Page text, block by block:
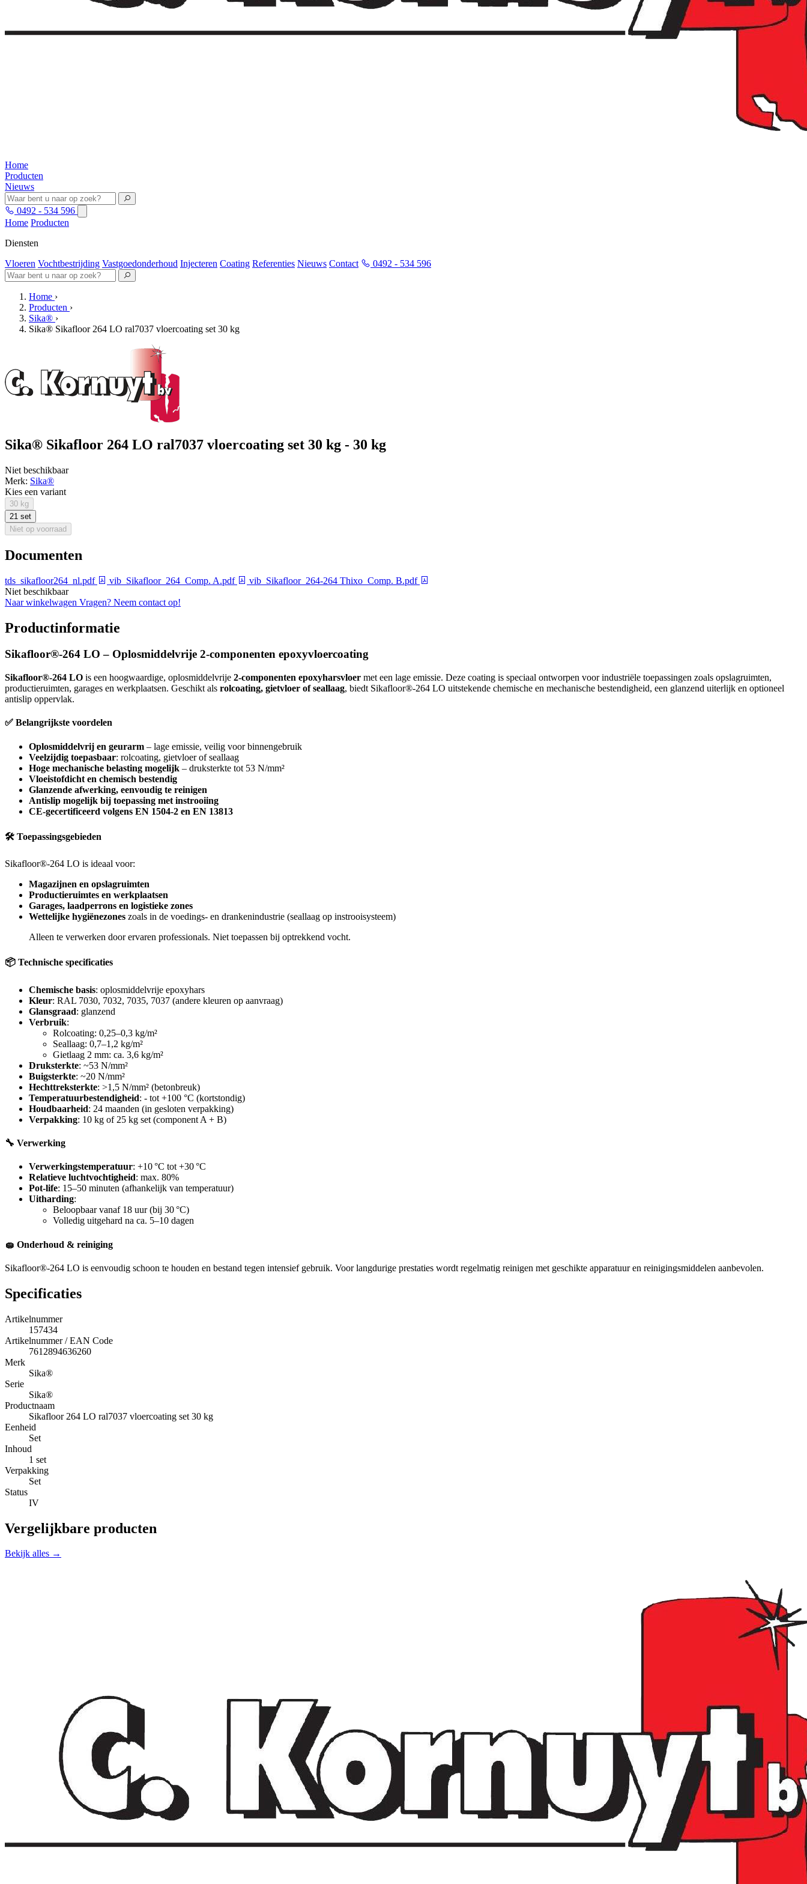
Home
Producten
Nieuws
0492 - 534 596
Home Producten
Diensten
Vloeren Vochtbestrijding Vastgoedonderhoud Injecteren Coating Referenties Nieuws Contact 0492 - 534 596
Home ›
Producten ›
Sika® ›
Sika® Sikafloor 264 LO ral7037 vloercoating set 30 kg
Sika® Sikafloor 264 LO ral7037 vloercoating set 30 kg - 30 kg
Niet beschikbaar
Merk: Sika®
Kies een variant
30 kg
21 set
Niet op voorraad
Documenten
tds_sikafloor264_nl.pdf vib_Sikafloor_264_Comp. A.pdf
vib_Sikafloor_264-264 Thixo_Comp. B.pdf
Niet beschikbaar
Naar winkelwagen Vragen? Neem contact op!
Productinformatie
Sikafloor®-264 LO – Oplosmiddelvrije 2-componenten epoxyvloercoating
Sikafloor®-264 LO is een hoogwaardige, oplosmiddelvrije 2-componenten epoxyharsvloer met een lage emissie. Deze coating is speciaal ontworpen voor industriële toepassingen zoals opslagruimten,
productieruimten, garages en werkplaatsen. Geschikt als rolcoating, gietvloer of seallaag, biedt Sikafloor®-264 LO uitstekende chemische en mechanische bestendigheid, een glanzend uiterlijk en optioneel
antislip oppervlak.
✅ Belangrijkste voordelen
Oplosmiddelvrij en geurarm – lage emissie, veilig voor binnengebruik
Veelzijdig toepasbaar: rolcoating, gietvloer of seallaag
Hoge mechanische belasting mogelijk – druksterkte tot 53 N/mm²
Vloeistofdicht en chemisch bestendig
Glanzende afwerking, eenvoudig te reinigen
Antislip mogelijk bij toepassing met instrooiing
CE-gecertificeerd volgens EN 1504-2 en EN 13813
🛠 Toepassingsgebieden
Sikafloor®-264 LO is ideaal voor:
Magazijnen en opslagruimten
Productieruimtes en werkplaatsen
Garages, laadperrons en logistieke zones
Wettelijke hygiënezones zoals in de voedings- en drankenindustrie (seallaag op instrooisysteem)
Alleen te verwerken door ervaren professionals. Niet toepassen bij optrekkend vocht.
📦 Technische specificaties
Chemische basis: oplosmiddelvrije epoxyhars
Kleur: RAL 7030, 7032, 7035, 7037 (andere kleuren op aanvraag)
Glansgraad: glanzend
Verbruik:
Rolcoating: 0,25–0,3 kg/m²
Seallaag: 0,7–1,2 kg/m²
Gietlaag 2 mm: ca. 3,6 kg/m²
Druksterkte: ~53 N/mm²
Buigsterkte: ~20 N/mm²
Hechttreksterkte: >1,5 N/mm² (betonbreuk)
Temperatuurbestendigheid: - tot +100 °C (kortstondig)
Houdbaarheid: 24 maanden (in gesloten verpakking)
Verpakking: 10 kg of 25 kg set (component A + B)
🔧 Verwerking
Verwerkingstemperatuur: +10 °C tot +30 °C
Relatieve luchtvochtigheid: max. 80%
Pot-life: 15–50 minuten (afhankelijk van temperatuur)
Uitharding:
Beloopbaar vanaf 18 uur (bij 30 °C)
Volledig uitgehard na ca. 5–10 dagen
🧽 Onderhoud & reiniging
Sikafloor®-264 LO is eenvoudig schoon te houden en bestand tegen intensief gebruik. Voor langdurige prestaties wordt regelmatig reinigen met geschikte apparatuur en reinigingsmiddelen aanbevolen.
Specificaties
Artikelnummer
157434
Artikelnummer / EAN Code
7612894636260
Merk
Sika®
Serie
Sika®
Productnaam
Sikafloor 264 LO ral7037 vloercoating set 30 kg
Eenheid
Set
Inhoud
1 set
Verpakking
Set
Status
IV
Vergelijkbare producten
Bekijk alles →